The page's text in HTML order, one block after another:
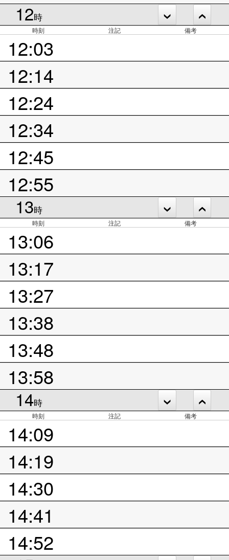
12時
時刻 注記 備考
12:03
12:14
12:24
12:34
12:45
12:55
13時
時刻 注記 備考
13:06
13:17
13:27
13:38
13:48
13:58
14時
時刻 注記 備考
14:09
14:19
14:30
14:41
14:52